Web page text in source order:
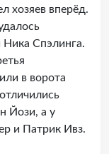
хозяев вперёд.
Ника Спэлинга.
в ворота
Йози, а у
и Патрик Ивз.